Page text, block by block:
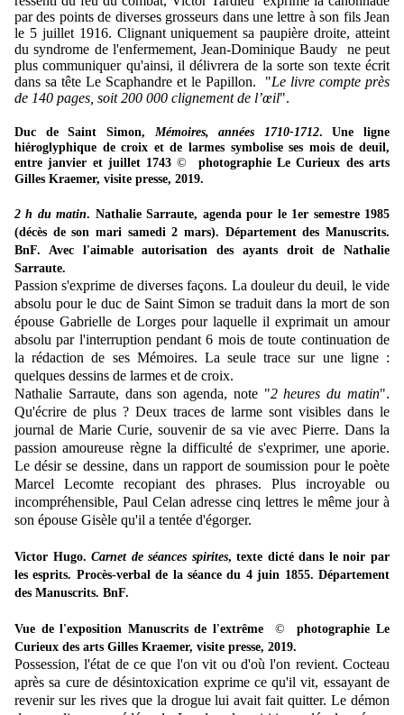
par des points de diverses grosseurs dans une lettre à son fils Jean
le 5 juillet 1916. Clignant uniquement sa paupière droite, atteint
du syndrome de l'enfermement, Jean-Dominique Baudy ne peut
plus communiquer qu'ainsi, il délivrera de la sorte son texte écrit
dans sa tête Le Scaphandre et le Papillon. "Le livre compte près
de 140 pages, soit 200 000 clignement de l’œil".
Duc de Saint Simon, Mémoires, années 1710-1712. Une ligne
hiéroglyphique de croix et de larmes symbolise ses mois de deuil,
entre janvier et juillet 1743©
photographie Le Curieux des arts
Gilles Kraemer, visite presse, 2019.
2 h du matin. Nathalie Sarraute, agenda pour le 1er semestre 1985
(décès de son mari samedi 2 mars). Département des Manuscrits.
BnF. Avec l'aimable autorisation des ayants droit de Nathalie
Sarraute.
Passion s'exprime de diverses façons. La douleur du deuil, le vide
absolu pour le duc de Saint Simon se traduit dans la mort de son
épouse Gabrielle de Lorges pour laquelle il exprimait un amour
absolu par l'interruption pendant 6 mois de toute continuation de
la rédaction de ses Mémoires. La seule trace sur une ligne :
quelques dessins de larmes et de croix.
Nathalie Sarraute, dans son agenda, note "2 heures du matin".
Qu'écrire de plus ? Deux traces de larme sont visibles dans le
journal de Marie Curie, souvenir de sa vie avec Pierre. Dans la
passion amoureuse règne la difficulté de s'exprimer, une aporie.
Le désir se dessine, dans un rapport de soumission pour le poète
Marcel Lecomte recopiant des phrases. Plus incroyable ou
incompréhensible, Paul Celan adresse cinq lettres le même jour à
son épouse Gisèle qu'il a tentée d'égorger.
Victor Hugo.Carnet de séances spirites, texte dicté dans le noir par
les esprits. Procès-verbal de la séance du 4 juin 1855. Département
des Manuscrits. BnF.
Vue de l'exposition Manuscrits de l'extrême ©
photographie Le
Curieux des arts Gilles Kraemer, visite presse, 2019.
Possession, l'état de ce que l'on vit ou d'où l'on revient. Cocteau
après sa cure de désintoxication exprime ce qu'il vit, essayant de
revenir sur les rives que la drogue lui avait fait quitter. Le démon